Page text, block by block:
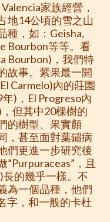
家族經營，
地14公頃的雪之山
種，如：Geisha,
Bourbon等等。看
Bourbon)，我們特
故事。紫果最一開
Carmelo)內的莊園
)，El Progreso內
但其中20棵樹的
的樹型、果實顏
，甚至面對葉鏽病
們更進一步研究後
，且
的幾乎一樣。不
為一個品種，他們
字，和一般的卡杜